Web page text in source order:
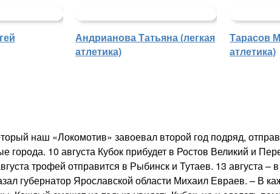
Андрианова Татьяна (легкая
атлетика)
Тарасов
атлетика)
наш «Локомотив» завоевал второй год подряд,
города. 10 августа Кубок прибудет в Ростов Великий и
трофей отправится в Рыбинск и Тутаев. 13 августа
губернатор Ярославской области Михаил Евраев. – В